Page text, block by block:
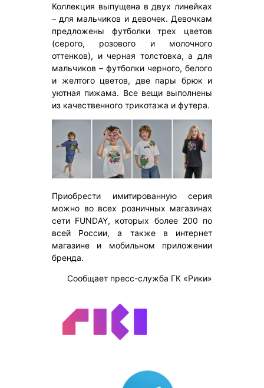
Коллекция выпущена в двух линейках
– для мальчиков и девочек. Девочкам
предложены футболки трех цветов
(серого, розового и молочного
оттенков), и черная толстовка, а для
мальчиков – футболки черного, белого
и желтого цветов, две пары брюк и
уютная пижама. Все вещи выполнены
из качественного трикотажа и футера.
Приобрести имитированную серия
можно во всех розничных магазинах
сети FUNDAY, которых более 200 по
всей России, а также в интернет
магазине и мобильном приложении
бренда.
Сообщает пресс-служба ГК «Рики»